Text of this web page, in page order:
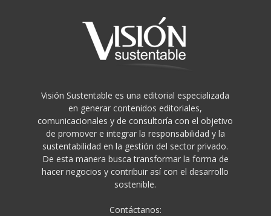
Visión Sustentable es una editorial especializada
en generar contenidos editoriales,
comunicacionales y de consultoría con el objetivo
de promover e integrar la responsabilidad y la
sustentabilidad en la gestión del sector privado.
De esta manera busca transformar la forma de
hacer negocios y contribuir así con el desarrollo
sostenible.
Contáctanos: